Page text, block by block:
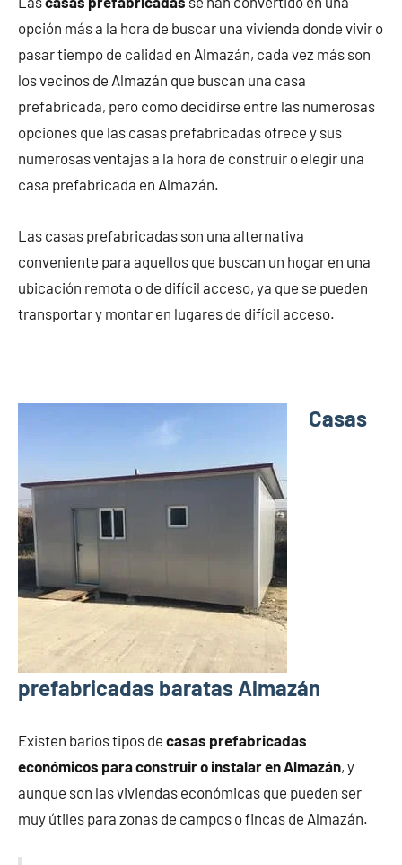
opción más a la hora de buscar una vivienda donde vivir o
pasar tiempo de calidad en Almazán, cada vez más son
los vecinos de Almazán que buscan una casa
prefabricada, pero como decidirse entre las numerosas
opciones que las casas prefabricadas ofrece y sus
numerosas ventajas a la hora de construir o elegir una
casa prefabricada en Almazán.
Las casas prefabricadas son una alternativa
conveniente para aquellos que buscan un hogar en una
ubicación remota o de difícil acceso, ya que se pueden
transportar y montar en lugares de difícil acceso.
Casas
prefabricadas baratas Almazán
Existen barios tipos de casas prefabricadas
económicos para construir o instalar en Almazán, y
aunque son las viviendas económicas que pueden ser
muy útiles para zonas de campos o fincas de Almazán.